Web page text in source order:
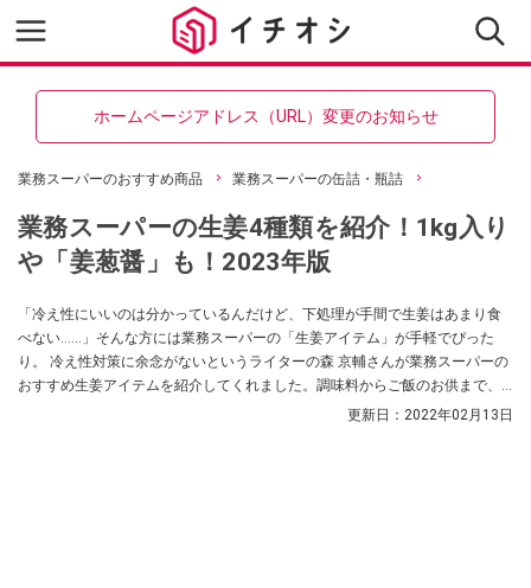
ホームページアドレス（URL）変更のお知らせ
業務スーパーのおすすめ商品 業務スーパーの缶詰・瓶詰
業務スーパーの生姜4種類を紹介！1kg入り
や「姜葱醤」も！2023年版
「冷え性にいいのは分かっているんだけど、下処理が手間で生姜はあまり食
べない……」そんな方には業務スーパーの「生姜アイテム」が手軽でぴった
り。 冷え性対策に余念がないというライターの森 京輔さんが業務スーパーの
おすすめ生姜アイテムを紹介してくれました。調味料からご飯のお供まで、
生姜アイテムには幅広いラインナップがあるので、気になる方は参考にして
更新日： 2022年02月13日